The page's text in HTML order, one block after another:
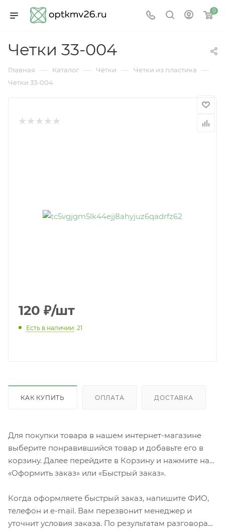
0
Четки 33-004
Главная — Каталог — Чётки — Четки из пластика —
Четки 33-004
120 ₽/шт
Есть в наличии: 21
КАК КУПИТЬ ОПЛАТА ДОСТАВКА
Для покупки товара в нашем интернет-магазине
выберите понравившийся товар и добавьте его в
корзину. Далее перейдите в Корзину и нажмите на
«Оформить заказ» или «Быстрый заказ».
Когда оформляете быстрый заказ, напишите ФИО,
телефон и e-mail. Вам перезвонит менеджер и
уточнит условия заказа. По результатам разговора